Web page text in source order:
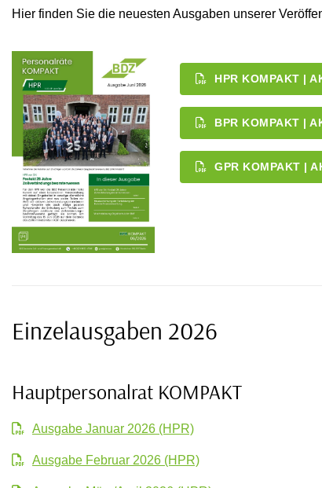
Hier finden Sie die neuesten Ausgaben unserer
HPR KOMPAKT |
BPR KOMPAKT |
GPR KOMPAKT |
Einzelausgaben 2026
Hauptpersonalrat KOMPAKT
Ausgabe Januar 2026 (HPR)
Ausgabe Februar 2026 (HPR)